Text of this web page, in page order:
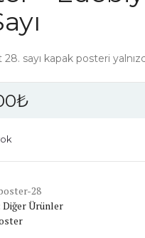
sayı kapak posteri
₺
28
Diğer Ürünler